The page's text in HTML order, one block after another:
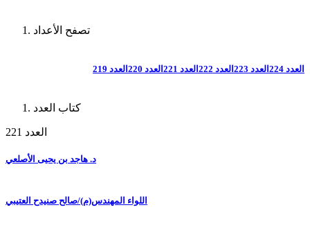
تصفح الأعداد
العدد 224 العدد 223 العدد 222 العدد 221 العدد 220 العدد 219
كتاب العدد
العدد 221
د. هاجد بن يحيى الأصلعي
اللواء المهندس(م)/صالح صنيدح العتيبي